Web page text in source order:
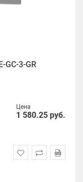
3-GR
Цена
1 580.25 руб.